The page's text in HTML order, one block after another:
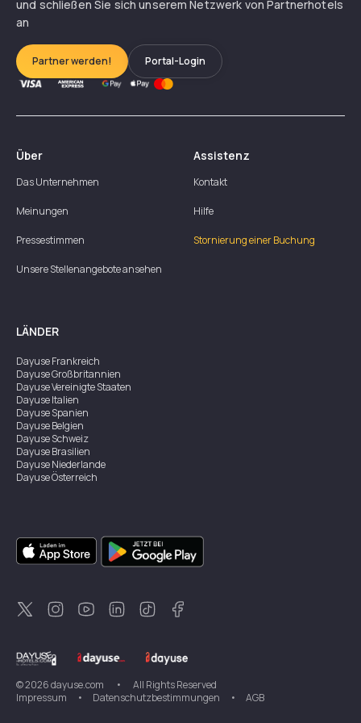
und schließen Sie sich unserem Netzwerk von Partnerhotels
an
Partner werden! Portal-Login
Über
Das Unternehmen
Meinungen
Pressestimmen
Unsere Stellenangebote ansehen
Assistenz
Kontakt
Hilfe
Stornierung einer Buchung
LÄNDER
DayuseFrankreich
DayuseGroßbritannien
DayuseVereinigte Staaten
DayuseItalien
DayuseSpanien
DayuseBelgien
DayuseSchweiz
DayuseBrasilien
DayuseNiederlande
DayuseÖsterreich
DayuseSingapur
DayuseZweden
DayuseThailand
DayuseNeuseeland
DayuseTürkei
©2026dayuse.com •
All Rights Reserved
Impressum
• Datenschutzbestimmungen • AGB